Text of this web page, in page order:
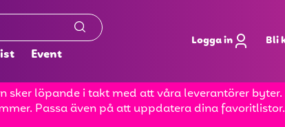
Event
Logga in Bli
löpande i takt med att våra leverantörer byter.
Passa även på att uppdatera dina favoritlistor.